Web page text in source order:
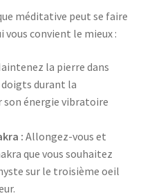
méditative peut se faire
vous convient le mieux :
la pierre dans
durant la
énergie vibratoire
: Allongez-vous et
que vous souhaitez
sur le troisième oeil